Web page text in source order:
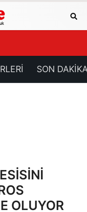
SON
OLUYOR